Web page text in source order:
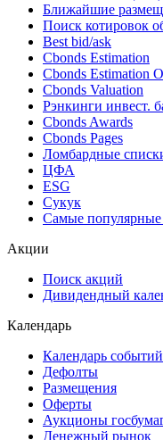
Ближайшие
Поиск котировок
Best bid/ask
Cbonds Estimation
Cbonds Estimation
Cbonds Valuation
Рэнкинги инвест.
Cbonds Awards
Cbonds Pages
Ломбардные
ЦФА
ESG
Сукук
Самые популярные
Акции
Поиск акций
Дивидендный
Календарь
Календарь событий
Дефолты
Размещения
Оферты
Аукционы
Денежный рынок